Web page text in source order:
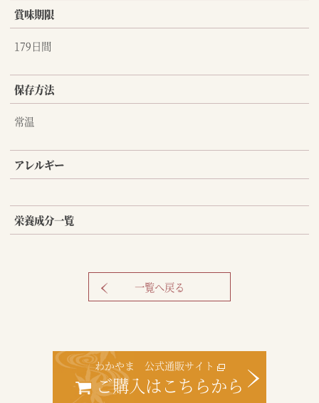
賞味期限
179日間
保存方法
常温
アレルギー
栄養成分一覧
一覧へ戻る
わかやま 公式通販サイト
ご購入はこちらから